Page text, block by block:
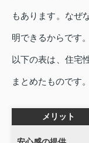
もあります。なぜ
明できるからです。
以下の表は、住宅
まとめたものです。
メリット